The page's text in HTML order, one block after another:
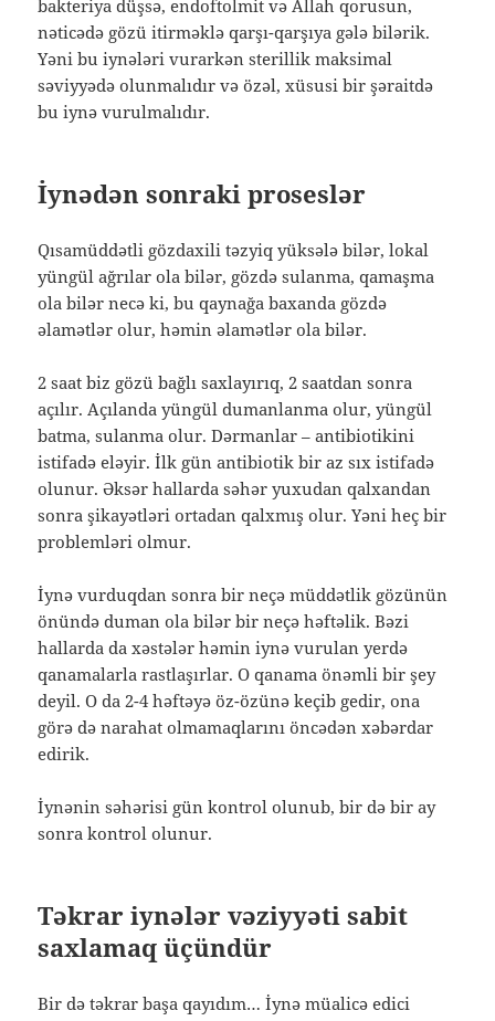
bakteriya düşsə, endoftolmit və Allah qorusun,
nəticədə gözü itirməklə qarşı-qarşıya gələ bilərik.
Yəni bu iynələri vurarkən sterillik maksimal
səviyyədə olunmalıdır və özəl, xüsusi bir şəraitdə
bu iynə vurulmalıdır.
İynədən sonraki proseslər
Qısamüddətli gözdaxili təzyiq yüksələ bilər, lokal
yüngül ağrılar ola bilər, gözdə sulanma, qamaşma
ola bilər necə ki, bu qaynağa baxanda gözdə
əlamətlər olur, həmin əlamətlər ola bilər.
2 saat biz gözü bağlı saxlayırıq, 2 saatdan sonra
açılır. Açılanda yüngül dumanlanma olur, yüngül
batma, sulanma olur. Dərmanlar – antibiotikini
istifadə eləyir. İlk gün antibiotik bir az sıx istifadə
olunur. Əksər hallarda səhər yuxudan qalxandan
sonra şikayətləri ortadan qalxmış olur. Yəni heç bir
problemləri olmur.
İynə vurduqdan sonra bir neçə müddətlik gözünün
önündə duman ola bilər bir neçə həftəlik. Bəzi
hallarda da xəstələr həmin iynə vurulan yerdə
qanamalarla rastlaşırlar. O qanama önəmli bir şey
deyil. O da 2-4 həftəyə öz-özünə keçib gedir, ona
görə də narahat olmamaqlarını öncədən xəbərdar
edirik.
İynənin səhərisi gün kontrol olunub, bir də bir ay
sonra kontrol olunur.
Təkrar iynələr vəziyyəti sabit
saxlamaq üçündür
Bir də təkrar başa qayıdım… İynə müalicə edici